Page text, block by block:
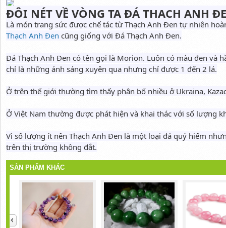
ĐÔI NÉT VỀ VÒNG TA ĐÁ THẠCH ANH
Là món trang sức được chế tác từ Thạch Anh Đen tự nhiên
Thạch Anh Đen cũng giống với Đá Thạch Anh Đen.
Đá Thạch Anh Đen có tên gọi là Morion. Luôn có màu đen và
chỉ là những ánh sáng xuyên qua nhưng chỉ được 1 đến 2 lá.
Ở trên thế giới thường tìm thấy phân bố nhiều ở Ukraina,
Ở Việt Nam thường được phát hiện và khai thác với số lượng
Vì số lượng ít nên Thạch Anh Đen là một loại đá quý hiếm
trên thị trường không đắt.
SẢN PHẨM KHÁC